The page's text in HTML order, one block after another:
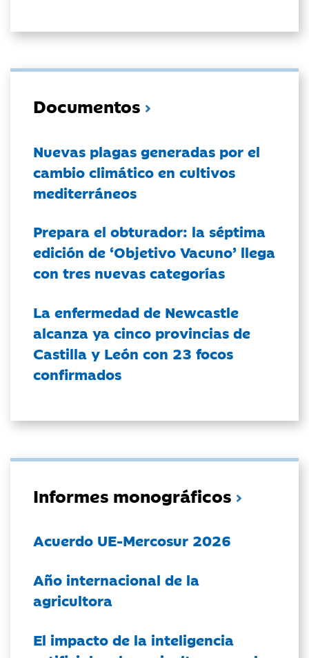
Documentos
Nuevas plagas generadas por el
cambio climático en cultivos
mediterráneos
Prepara el obturador: la séptima
edición de ‘Objetivo Vacuno’ llega
con tres nuevas categorías
La enfermedad de Newcastle
alcanza ya cinco provincias de
Castilla y León con 23 focos
confirmados
Informes monográficos
Acuerdo UE-Mercosur 2026
Año internacional de la
agricultora
El impacto de la inteligencia